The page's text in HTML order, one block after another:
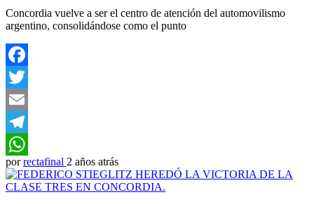
Concordia vuelve a ser el centro de atención del automovilismo
argentino, consolidándose como el punto
Facebook
Twitter
Email
Telegram
WhatsApp
por rectafinal 2 años atrás